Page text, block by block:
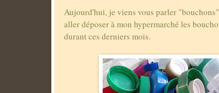
Aujourd'hui, je viens vous parler
aller déposer à mon hypermarché les
durant ces derniers mois.